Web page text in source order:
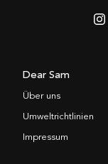
Dear Sam
Über uns
Umweltrichtlinien
Impressum